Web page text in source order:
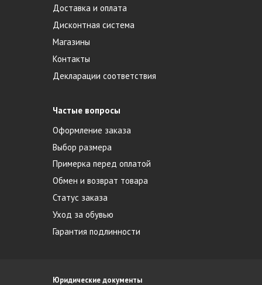
Доставка и оплата
Дисконтная система
Магазины
Контакты
Декларации соответствия
Частые вопросы
Оформление заказа
Выбор размера
Примерка перед оплатой
Обмен и возврат товара
Статус заказа
Уход за обувью
Гарантия подлинности
Юридические документы